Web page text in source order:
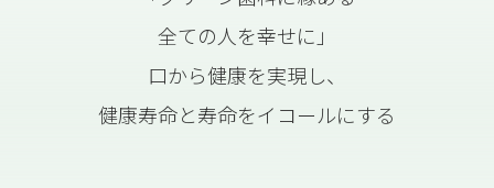
全ての人を幸せに」
口から健康を実現し、
健康寿命と寿命をイコールにする